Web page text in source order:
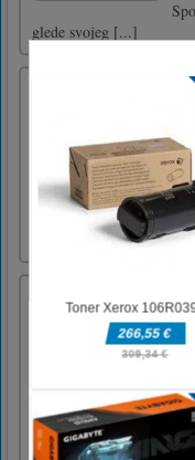
glede svojeg [...]
s
jih
dokon [...]
podoži [...]